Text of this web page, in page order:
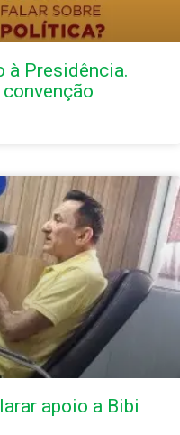
à Presidência.
apoio a Bibi